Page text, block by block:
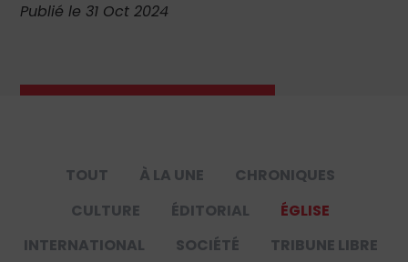
Publié le 31 Oct 2024
TOUT À LA UNE
CHRONIQUES
CULTURE
ÉDITORIAL
ÉGLISE
INTERNATIONAL
SOCIÉTÉ TRIBUNE LIBRE